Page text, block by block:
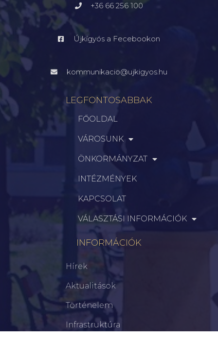
+36 66 256 100
Újkígyós a Fecebookon
kommunikacio@ujkigyos.hu
LEGFONTOSABBAK
FŐOLDAL
VÁROSUNK
ÖNKORMÁNYZAT
INTÉZMÉNYEK
KAPCSOLAT
VÁLASZTÁSI INFORMÁCIÓK
INFORMÁCIÓK
Hírek
Aktualitások
Történelem
Infrastruktúra